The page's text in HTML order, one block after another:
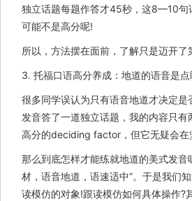
独立话题每题作答才45秒，这8—10句
可能不是高分呢!
所以，方法摆在面前，了解只是迈开
3. 托福口语高分养成：地道的语音是点
很多同学误认为只有语音地道才决定
发音答了一道独立话题，我的内容只
高分的deciding factor，但它无疑会在
那么到底怎样才能练就地道的美式发
材，语音地道，语速适中”。于是我们
读模仿的对象!跟读模仿如何具体操作?